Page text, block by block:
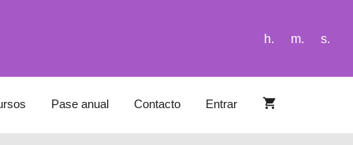
h. m. s.
Pase anual Contacto Entrar